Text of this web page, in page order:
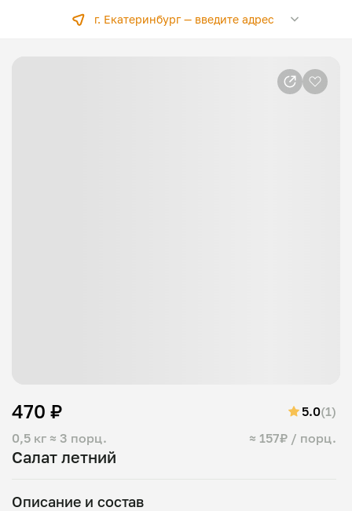
г. Екатеринбург —введите адрес
Салат летний
0,5 кг ≈ 3 порц. ≈ 157₽ / порц.
470 ₽ 5.0(1)
Описание и состав